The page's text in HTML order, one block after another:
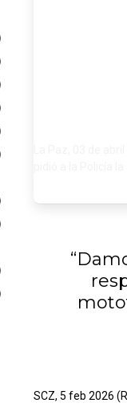
SCZ, 5 feb 2026